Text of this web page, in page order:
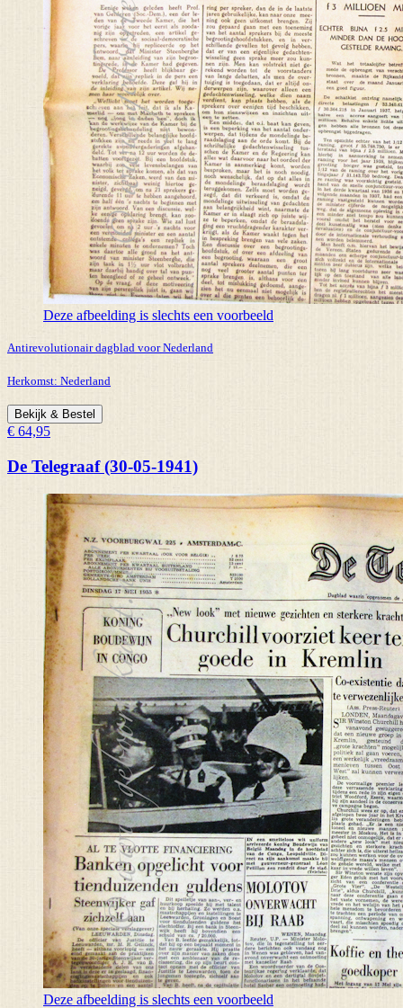
Deze afbeelding is slechts een voorbeeld
Antirevolutionair dagblad voor Nederland
Herkomst: Nederland
Bekijk & Bestel
€ 64,95
De Telegraaf (30-05-1941)
Deze afbeelding is slechts een voorbeeld